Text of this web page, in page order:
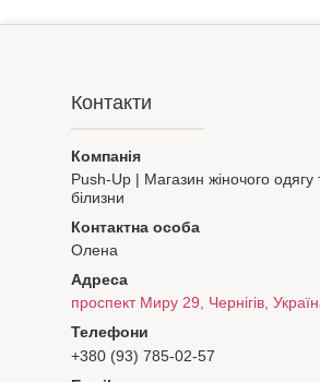
Контакти
Push-Up | Магазин жіночого одягу
білизни
Олена
проспект Миру 29, Чернігів,
+380 (93) 785-02-57